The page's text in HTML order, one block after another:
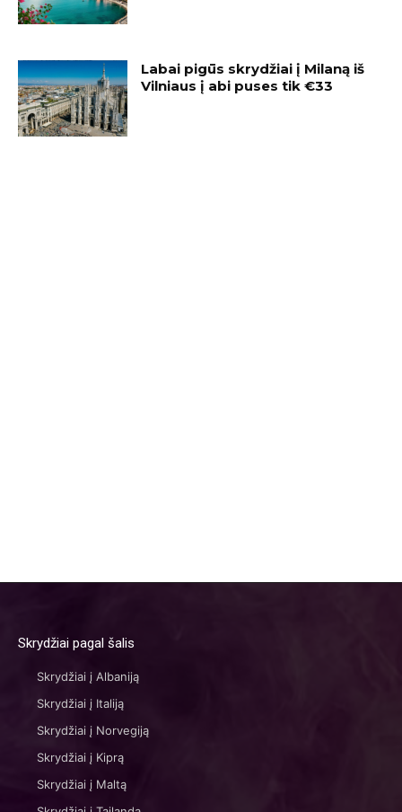
Labai pigūs skrydžiai į Milaną iš
Vilniaus į abi puses tik €33
Skrydžiai pagal šalis
Skrydžiai į Albaniją
Skrydžiai į Italiją
Skrydžiai į Norvegiją
Skrydžiai į Kiprą
Skrydžiai į Maltą